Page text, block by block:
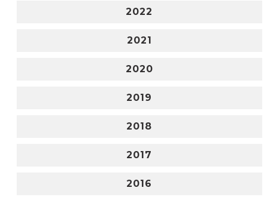
2022
2021
2020
2019
2018
2017
2016